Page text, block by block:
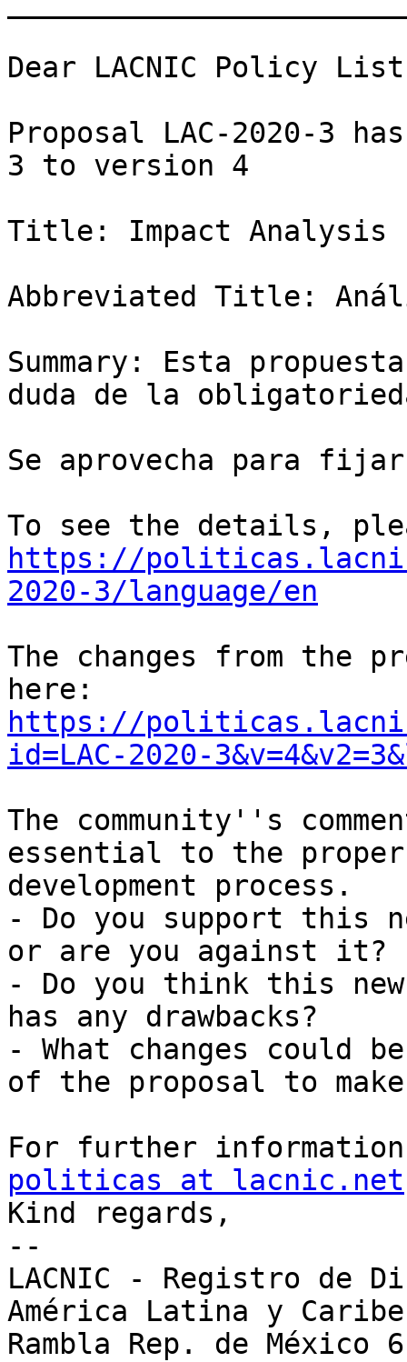
Dear LACNIC Policy
Proposal LAC-2020-3
3 to version 4
Title: Impact Analysis
Abbreviated Title:
Summary: Esta
duda de la
Se aprovecha para
https://
2020-3/language/en
The changes from the
https://
id=LAC-2020-
The community''s
essential to the
development process.
- Do you support this
or are you against it?
- Do you think this
has any drawbacks?
- What changes could
of the proposal to
For further
politicas at lacnic.net
Kind regards,
--
LACNIC - Registro de
América Latina y Caribe
Rambla Rep. de México